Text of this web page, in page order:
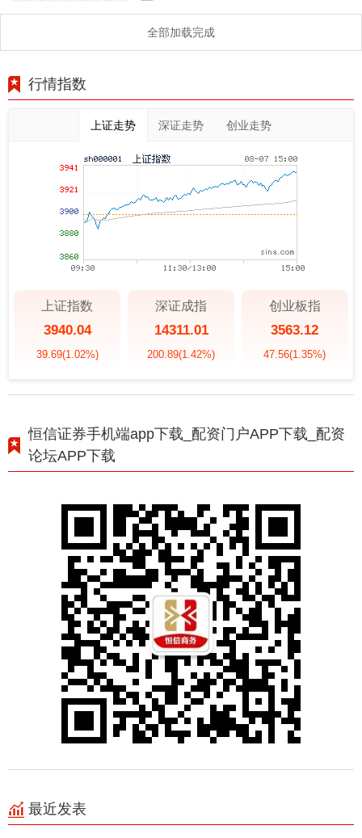
全部加载完成
行情指数
上证走势 深证走势 创业走势
上证指数
3940.04
39.69(1.02%)
深证成指
14311.01
200.89(1.42%)
创业板指
3563.12
47.56(1.35%)
恒信证券手机端app下载_配资门户APP下载_配资
论坛APP下载
最近发表